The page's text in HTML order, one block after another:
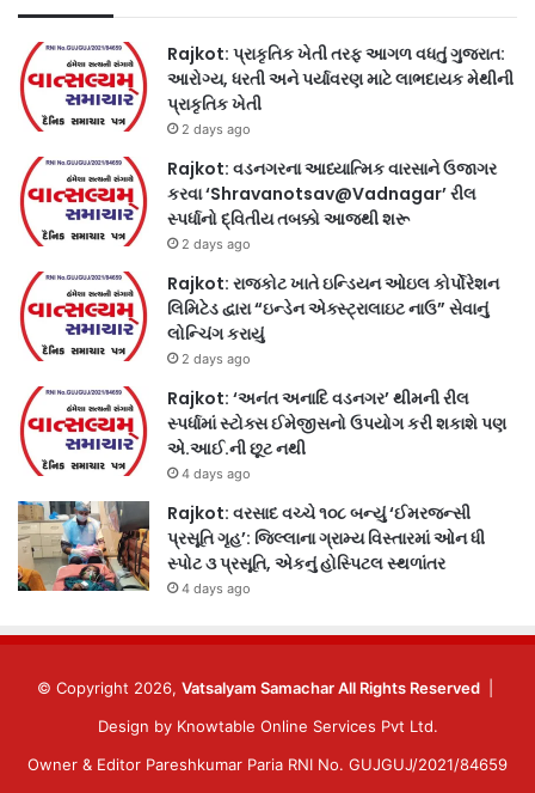
Rajkot: પ્રાકૃતિક ખેતી તરફ આગળ વધતું ગુજરાત:
આરોગ્ય, ધરતી અને પર્યાવરણ માટે લાભદાયક મેથીની
પ્રાકૃતિક ખેતી
2 days ago
Rajkot: વડનગરના આધ્યાત્મિક વારસાને ઉજાગર
કરવા ‘Shravanotsav@Vadnagar’ રીલ
સ્પર્ધાનો દ્વિતીય તબક્કો આજથી શરૂ
2 days ago
Rajkot: રાજકોટ ખાતે ઇન્ડિયન ઓઇલ કોર્પોરેશન
લિમિટેડ દ્વારા “ઇન્ડેન એક્સ્ટ્રાલાઇટ નાઉ” સેવાનું
લોન્ચિંગ કરાયું
2 days ago
Rajkot: ‘અનંત અનાદિ વડનગર’ થીમની રીલ
સ્પર્ધામાં સ્ટોક્સ ઈમેજીસનો ઉપયોગ કરી શકાશે પણ
એ.આઈ.ની છૂટ નથી
4 days ago
Rajkot: વરસાદ વચ્ચે ૧૦૮ બન્યું ‘ઈમરજન્સી
પ્રસૂતિ ગૃહ’: જિલ્લાના ગ્રામ્ય વિસ્તારમાં ઓન ધી
સ્પોટ ૩ પ્રસૂતિ, એકનું હોસ્પિટલ સ્થળાંતર
4 days ago
© Copyright 2026, Vatsalyam Samachar All Rights Reserved
Design by Knowtable Online Services Pvt Ltd.
Owner & Editor Pareshkumar Paria RNI No. GUJGUJ/2021/84659